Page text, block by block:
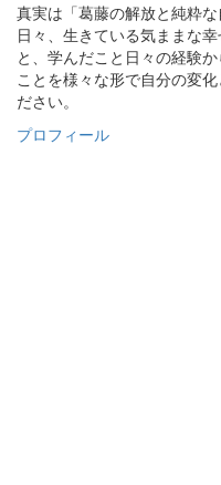
真実は「葛藤の解放と純粋
日々、生きている気ままな
と、学んだこと日々の経験
ことを様々な形で自分の変
ださい。
プロフィール